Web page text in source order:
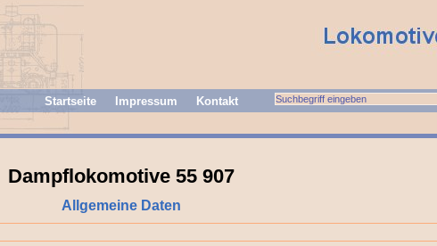
Startseite Impressum Kontakt
Dampflokomotive 55 907
Allgemeine Daten